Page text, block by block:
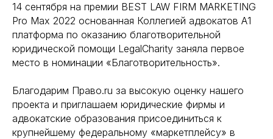
14 сентября на премии BEST LAW FIRM MARKETING
Pro Max 2022 основанная Коллегией адвокатов А1
платформа по оказанию благотворительной
юридической помощи LegalCharity заняла первое
место в номинации «Благотворительность».
Благодарим Право.ru за высокую оценку нашего
проекта и приглашаем юридические фирмы и
адвокатские образования присоединиться к
крупнейшему федеральному «маркетплейсу» в